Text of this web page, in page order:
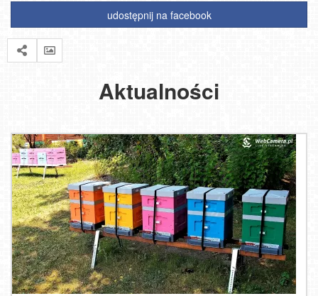
udostępnij na facebook
Aktualności